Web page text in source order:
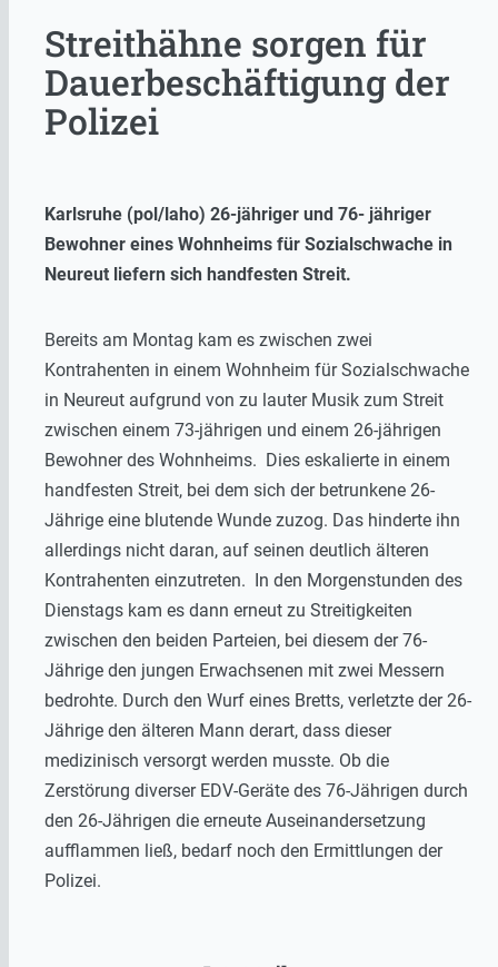
Streithähne sorgen für
Dauerbeschäftigung der
Polizei
Karlsruhe (pol/laho) 26-jähriger und 76- jähriger
Bewohner eines Wohnheims für Sozialschwache in
Neureut liefern sich handfesten Streit.
Bereits am Montag kam es zwischen zwei
Kontrahenten in einem Wohnheim für Sozialschwache
in Neureut aufgrund von zu lauter Musik zum Streit
zwischen einem 73-jährigen und einem 26-jährigen
Bewohner des Wohnheims. Dies eskalierte in einem
handfesten Streit, bei dem sich der betrunkene 26-
Jährige eine blutende Wunde zuzog. Das hinderte ihn
allerdings nicht daran, auf seinen deutlich älteren
Kontrahenten einzutreten. In den Morgenstunden des
Dienstags kam es dann erneut zu Streitigkeiten
zwischen den beiden Parteien, bei diesem der 76-
Jährige den jungen Erwachsenen mit zwei Messern
bedrohte. Durch den Wurf eines Bretts, verletzte der 26-
Jährige den älteren Mann derart, dass dieser
medizinisch versorgt werden musste. Ob die
Zerstörung diverser EDV-Geräte des 76-Jährigen durch
den 26-Jährigen die erneute Auseinandersetzung
aufflammen ließ, bedarf noch den Ermittlungen der
Polizei.